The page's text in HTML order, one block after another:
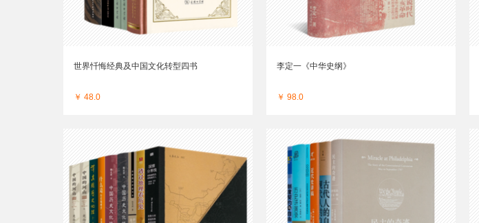
世界忏悔经典及中国文化转型四书
￥ 48.0
李定一《中华史纲》
￥ 98.0